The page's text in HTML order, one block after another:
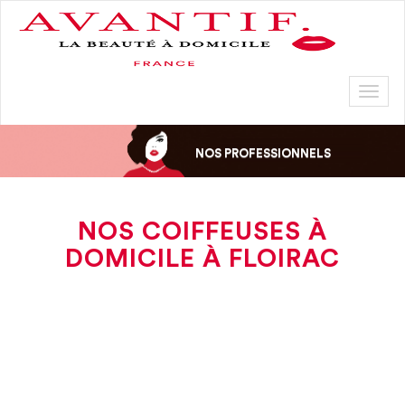
NOS PROFESSIONNELS
NOS COIFFEUSES À
DOMICILE À FLOIRAC